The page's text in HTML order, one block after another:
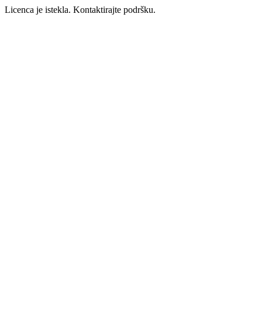
Licenca je istekla. Kontaktirajte podršku.